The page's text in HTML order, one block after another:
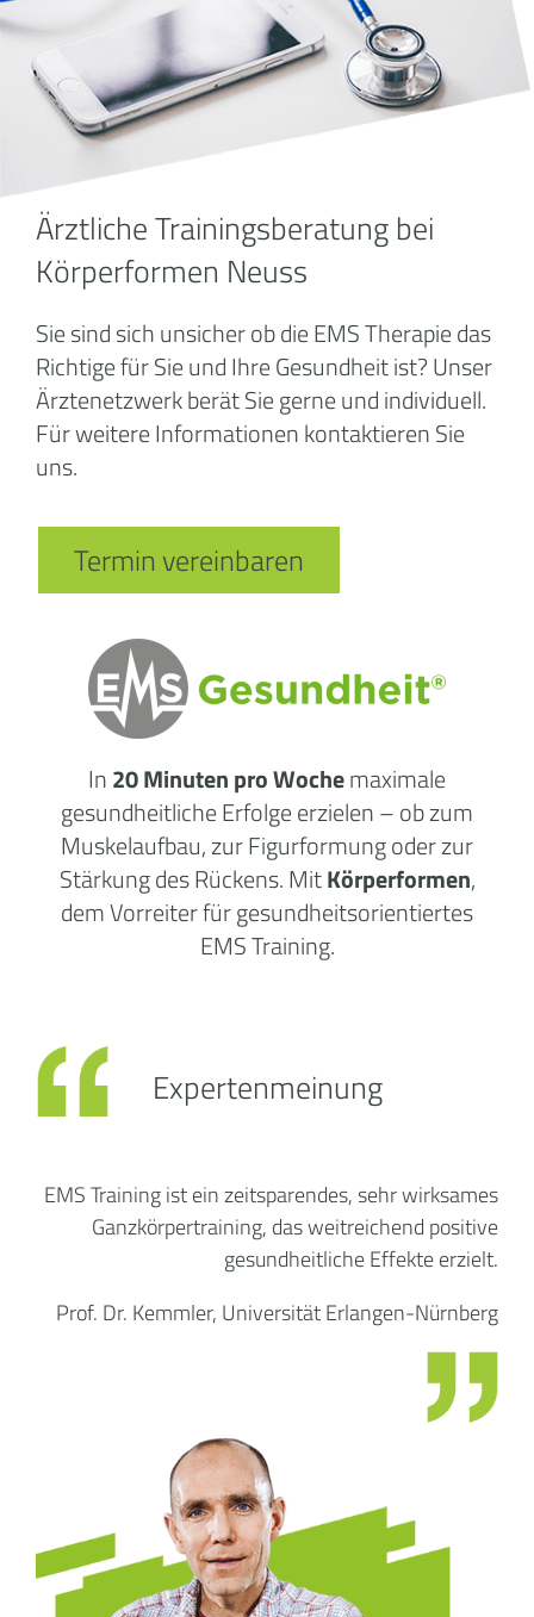
Ärztliche Trainingsberatung bei
Körperformen Neuss
Sie sind sich unsicher ob die EMS Therapie das
Richtige für Sie und Ihre Gesundheit ist? Unser
Ärztenetzwerk berät Sie gerne und individuell.
Für weitere Informationen kontaktieren Sie
uns.
Termin vereinbaren
In20 Minuten pro Wochemaximale
gesundheitlicheErfolgeerzielen – ob zum
Muskelaufbau, zur Figurformung oder zur
Stärkung des Rückens. MitKörperformen,
dem Vorreiter für gesundheitsorientiertes
EMS Training.
EMS Training ist ein zeitsparendes, sehr wirksames
Ganzkörpertraining, das weitreichend positive
gesundheitliche Effekte erzielt.
Prof. Dr. Kemmler, Universität Erlangen-Nürnberg
Expertenmeinung